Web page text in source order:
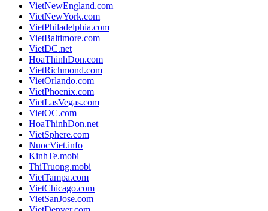
VietNewEngland.com
VietNewYork.com
VietPhiladelphia.com
VietBaltimore.com
VietDC.net
HoaThinhDon.com
VietRichmond.com
VietOrlando.com
VietPhoenix.com
VietLasVegas.com
VietOC.com
HoaThinhDon.net
VietSphere.com
NuocViet.info
KinhTe.mobi
ThiTruong.mobi
VietTampa.com
VietChicago.com
VietSanJose.com